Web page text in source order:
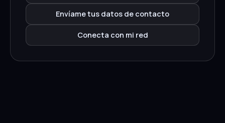
Envíame tus datos de contacto
Conecta con mi red